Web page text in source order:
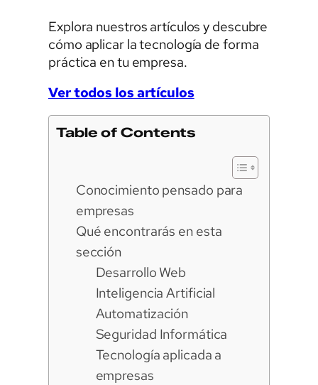
Explora nuestros artículos y descubre
cómo aplicar la tecnología de forma
práctica en tu empresa.
Ver todos los artículos
Table of Contents
Conocimiento pensado para
empresas
Qué encontrarás en esta
sección
Desarrollo Web
Inteligencia Artificial
Automatización
Seguridad Informática
Tecnología aplicada a
empresas